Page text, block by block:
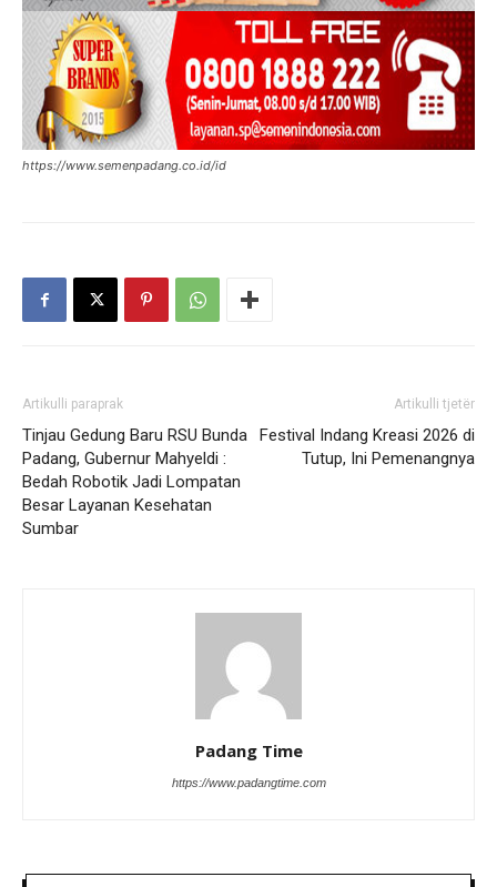
https://www.semenpadang.co.id/id
Artikulli paraprak
Tinjau Gedung Baru RSU Bunda
Padang, Gubernur Mahyeldi :
Bedah Robotik Jadi Lompatan
Besar Layanan Kesehatan
Sumbar
Artikulli tjetër
Festival Indang Kreasi 2026 di
Tutup, Ini Pemenangnya
Padang Time
https://www.padangtime.com